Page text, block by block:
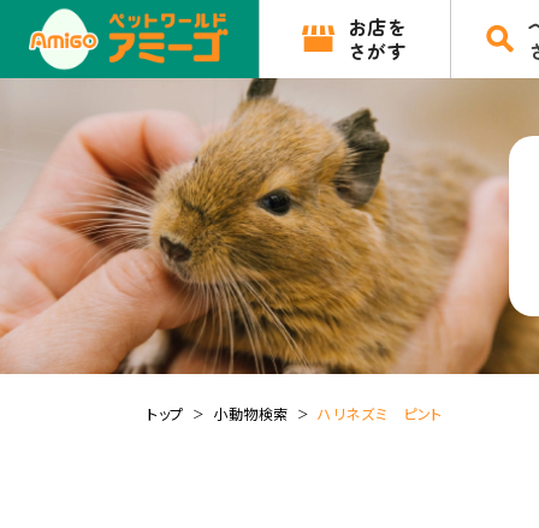
お店を
さがす
トップ 小動物検索 ハリネズミ ピント